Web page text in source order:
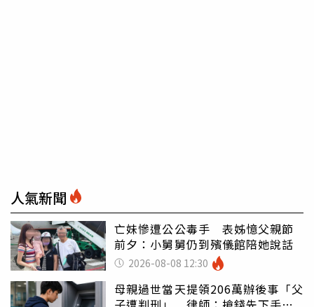
人氣新聞
亡妹慘遭公公毒手 表姊憶父親節
前夕：小舅舅仍到殯儀館陪她說話
2026-08-08 12:30
母親過世當天提領206萬辦後事「父